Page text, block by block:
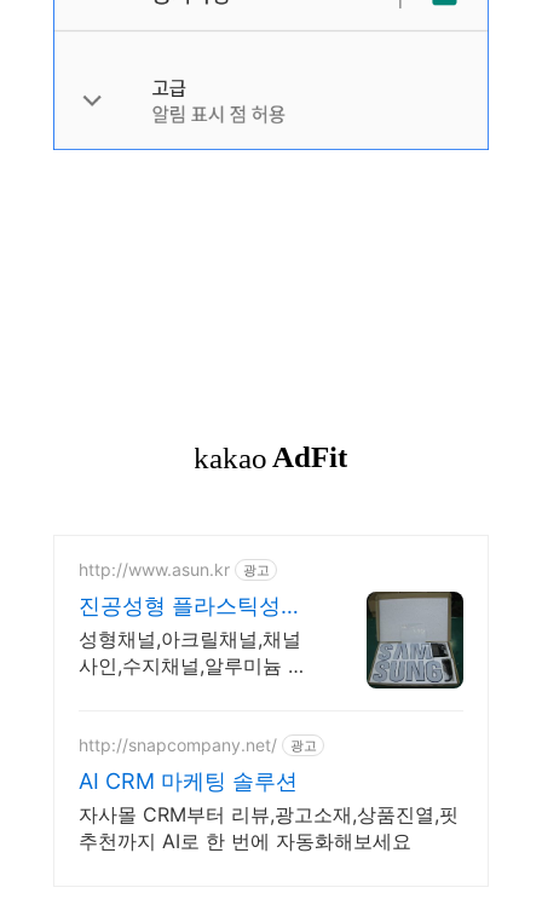
http://www.asun.kr 광고
진공성형 플라스틱성형
전문
성형채널,아크릴채널,채널
사인,수지채널,알루미늄 채
http://snapcompany.net/ 광고
AI CRM 마케팅 솔루션
자사몰 CRM부터 리뷰,광고소재,상품진열,핏
추천까지 AI로 한 번에 자동화해보세요